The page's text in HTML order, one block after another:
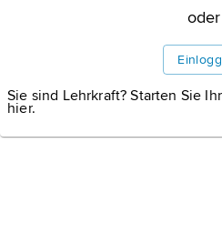
Informationen
oder
Sie sind Lehrkraft? Starten Sie
hier.